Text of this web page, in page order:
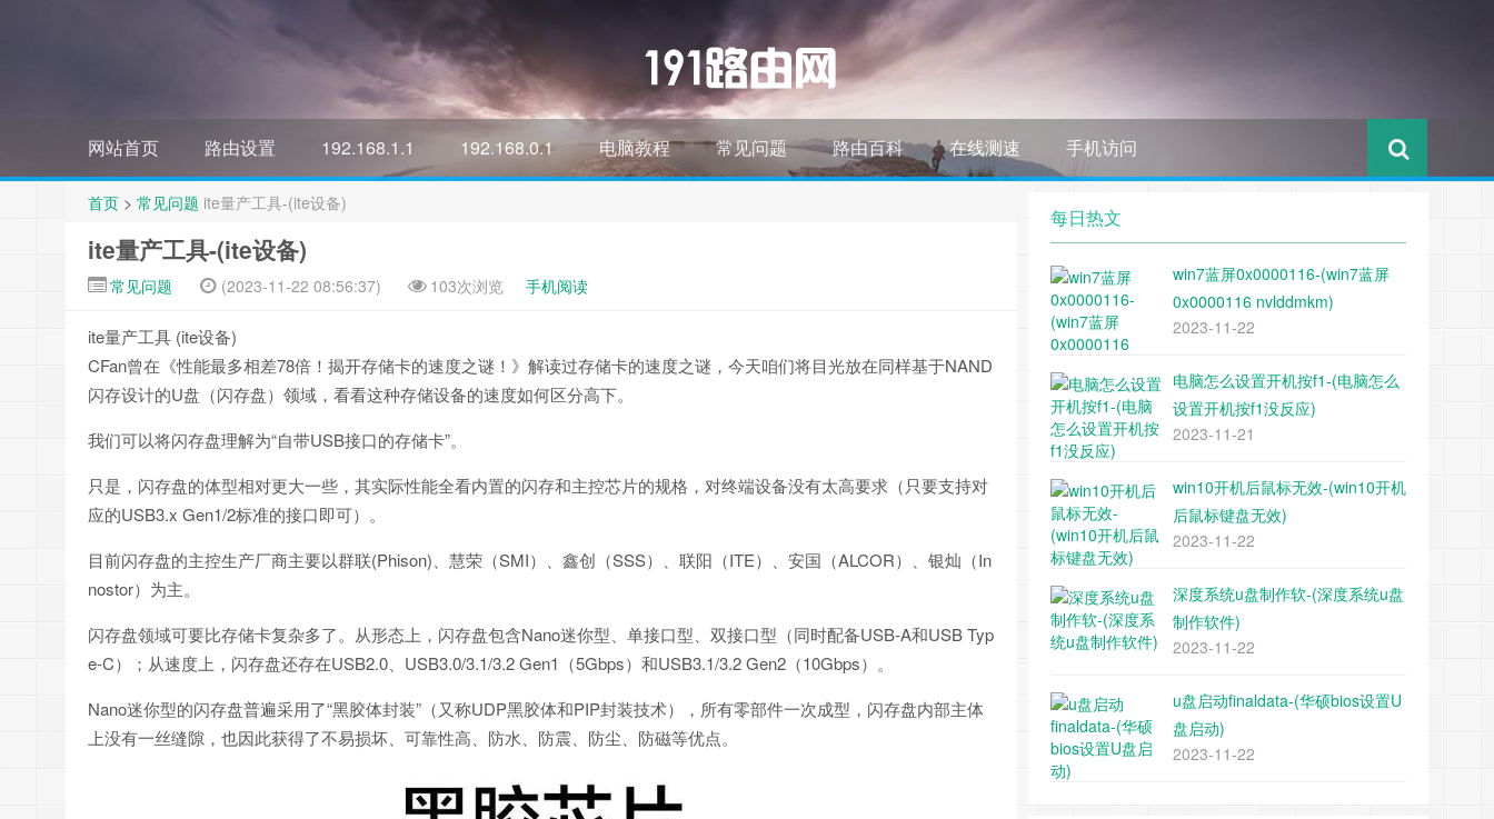
网站首页 路由设置 192.168.1.1 192.168.0.1 电脑教程 常见问题 路由百科 在线测速 手机访问
首页 > 常见问题 ite量产工具-(ite设备)
ite量产工具-(ite设备)
常见问题 (2023-11-22 08:56:37) 103次浏览 手机阅读
ite量产工具 (ite设备)
CFan曾在《性能最多相差78倍！揭开存储卡的速度之谜！》解读过存储卡的速度之谜，今天咱们将目光放在同样基于NAND
闪存设计的U盘（闪存盘）领域，看看这种存储设备的速度如何区分高下。
我们可以将闪存盘理解为“自带USB接口的存储卡”。
只是，闪存盘的体型相对更大一些，其实际性能全看内置的闪存和主控芯片的规格，对终端设备没有太高要求（只要支持对
应的USB3.x Gen1/2标准的接口即可）。
目前闪存盘的主控生产厂商主要以群联(Phison)、慧荣（SMI）、鑫创（SSS）、联阳（ITE）、安国（ALCOR）、银灿（In
nostor）为主。
闪存盘领域可要比存储卡复杂多了。从形态上，闪存盘包含Nano迷你型、单接口型、双接口型（同时配备USB-A和USB Typ
e-C）；从速度上，闪存盘还存在USB2.0、USB3.0/3.1/3.2 Gen1（5Gbps）和USB3.1/3.2 Gen2（10Gbps）。
Nano迷你型的闪存盘普遍采用了“黑胶体封装”（又称UDP黑胶体和PIP封装技术），所有零部件一次成型，闪存盘内部主体
上没有一丝缝隙，也因此获得了不易损坏、可靠性高、防水、防震、防尘、防磁等优点。
每日热文
win7蓝屏0x0000116-(win7蓝屏
0x0000116 nvlddmkm)
2023-11-22
电脑怎么设置开机按f1-(电脑怎么
设置开机按f1没反应)
2023-11-21
win10开机后鼠标无效-(win10开机
后鼠标键盘无效)
2023-11-22
深度系统u盘制作软-(深度系统u盘
制作软件)
2023-11-22
u盘启动finaldata-(华硕bios设置U
盘启动)
2023-11-22